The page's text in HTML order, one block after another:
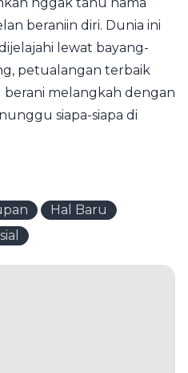
beraniin diri. Dunia ini
lewat bayang-
petualangan terbaik
melangkah dengan
siapa-siapa di
Hal Baru